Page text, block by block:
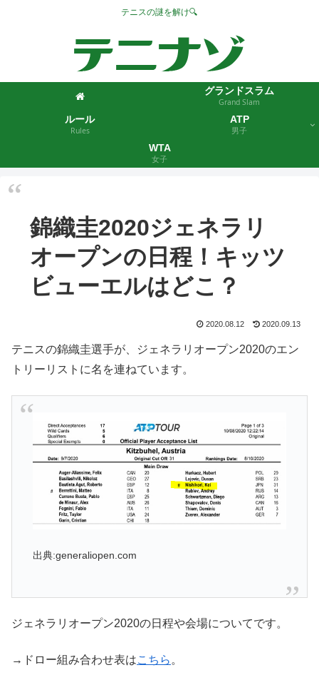
テニスの謎を解け🔍
グランドスラム
Grand Slam
ルール
Rules
ATP
男子
WTA
女子
錦織圭2020ジェネラリ
オープンの日程！キッツ
ビューエルはどこ？
2020.08.12 2020.09.13
テニスの錦織圭選手が、ジェネラリオープン2020のエン
トリーリストに名を連ねています。
出典:generaliopen.com
ジェネラリオープン2020の日程や会場についてです。
→ドロー組み合わせ表はこちら 。